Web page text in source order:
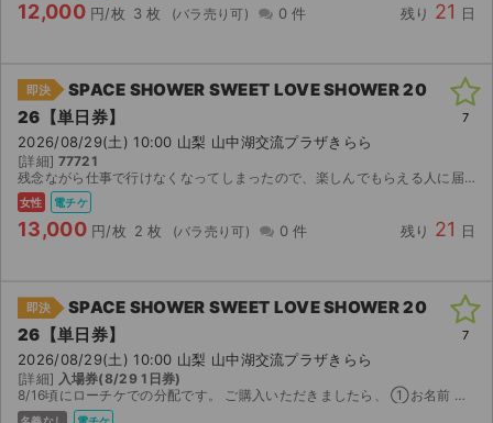
12,000 円/枚 3 枚 0 件 残り 21 日
即決
SPACE SHOWER SWEET LOVE SHOWER 20
26【単日券】
2026/08/29(土) 10:00 山梨 山中湖交流プラザきらら
[詳細] 77721
残念ながら仕事で行けなくなってしまったので、楽しんでもらえる人に届けれればと思います。
女性 電チケ
13,000 円/枚 2 枚 0 件 残り 21 日
7
即決
SPACE SHOWER SWEET LOVE SHOWER 20
26【単日券】
2026/08/29(土) 10:00 山梨 山中湖交流プラザきらら
[詳細] 入場券(8/29 1日券)
8/16頃にローチケでの分配です。 ご購入いただきましたら、 ①お名前 ②当日お持ちになるスマホの電話番号 をお伺いします。
7